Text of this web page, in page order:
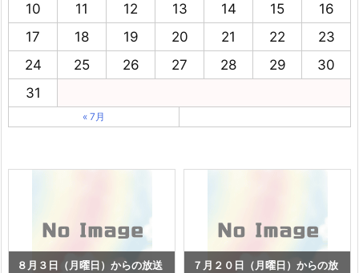
10
11 12 13 14 15
16
17
18 19 20 21 22
23
24
25 26 27 28 29
30
31
« 7月
８月３日（月曜日）からの放送
７月２０日（月曜日）からの放